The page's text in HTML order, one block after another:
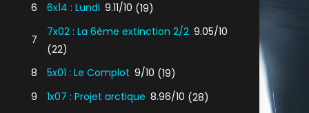
6
6x14 : Lundi 9.11/10 (19)
7
7x02 : La 6ème extinction 2/2 9.05/10
(22)
8
5x01 : Le Complot 9/10 (19)
9
1x07 : Projet arctique 8.96/10 (28)